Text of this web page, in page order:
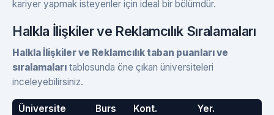
kariyer yapmak isteyenler için ideal bir bölümdür.
Halkla İlişkiler ve Reklamcılık Sıralamaları
Halkla İlişkiler ve Reklamcılık taban puanları ve
sıralamaları tablosunda öne çıkan üniversiteleri
inceleyebilirsiniz.
Üniversite Burs Kont.
Yer.